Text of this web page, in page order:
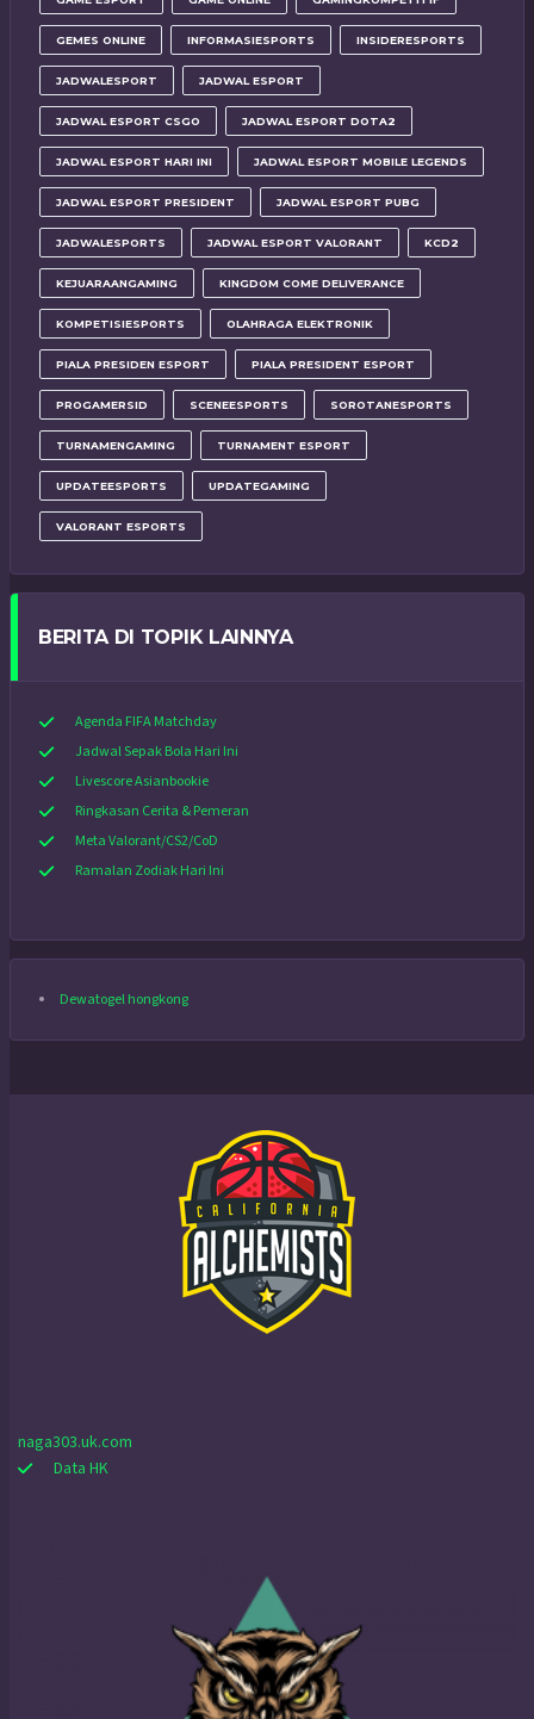
GEMES ONLINE INFORMASIESPORTS INSIDERESPORTS
JADWALESPORT JADWAL ESPORT
JADWAL ESPORT CSGO JADWAL ESPORT DOTA2
JADWAL ESPORT HARI INI JADWAL ESPORT MOBILE LEGENDS
JADWAL ESPORT PRESIDENT JADWAL ESPORT PUBG
JADWALESPORTS JADWAL ESPORT VALORANT KCD2
KEJUARAANGAMING KINGDOM COME DELIVERANCE
KOMPETISIESPORTS OLAHRAGA ELEKTRONIK
PIALA PRESIDEN ESPORT PIALA PRESIDENT ESPORT
PROGAMERSID SCENEESPORTS SOROTANESPORTS
TURNAMENGAMING TURNAMENT ESPORT
UPDATEESPORTS UPDATEGAMING
VALORANT ESPORTS
BERITA DI TOPIK LAINNYA
Agenda FIFA Matchday
Jadwal Sepak Bola Hari Ini
Livescore Asianbookie
Ringkasan Cerita & Pemeran
Meta Valorant/CS2/CoD
Ramalan Zodiak Hari Ini
Dewatogel hongkong
naga303.uk.com
Data HK